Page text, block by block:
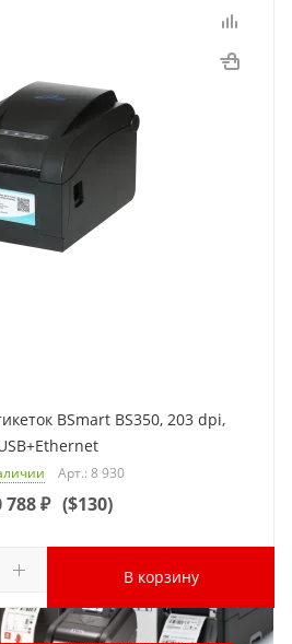
BSmart BS350, 203 dpi,
Арт.: 8 930
788₽ ($130)
В корзину